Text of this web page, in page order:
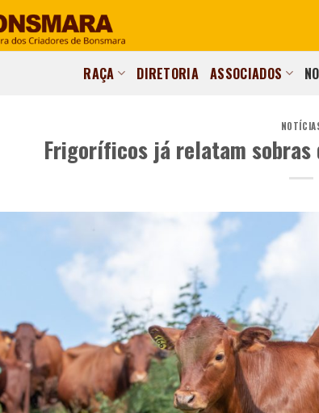
RAÇA DIRETORIA ASSOCIADOS
Frigoríficos já relatam sobras